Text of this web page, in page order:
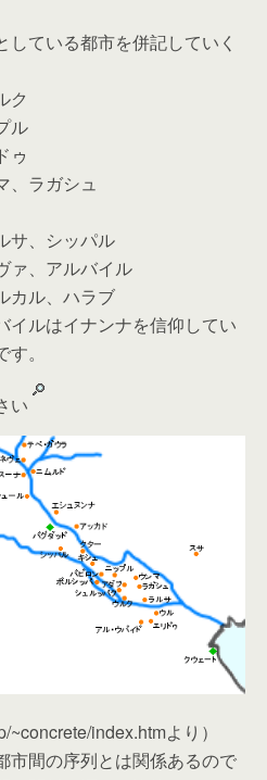
ている都市を併記していく
ク
ル
ゥ
、ラガシュ
サ、シッパル
ァ、アルバイル
カル、ハラブ
イルはイナンナを信仰してい
。
い
~concrete/index.htmより）
市間の序列とは関係あるので